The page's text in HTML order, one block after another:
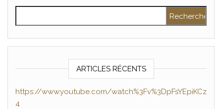
ARTICLES RÉCENTS
https://www.youtube.com/watch%3Fv%3DpFsYEpiKCz
4